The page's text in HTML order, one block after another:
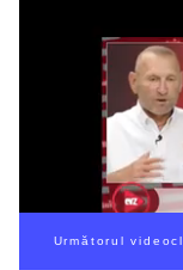
Următorul